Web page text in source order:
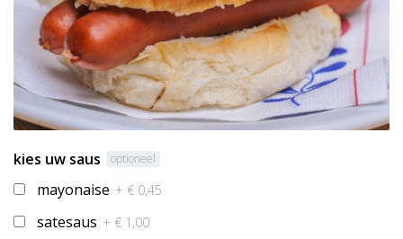
kies uw saus optioneel
mayonaise + € 0,45
satesaus + € 1,00